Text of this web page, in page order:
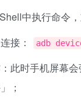
中执行命令
接：
adb
此时手机屏幕
；